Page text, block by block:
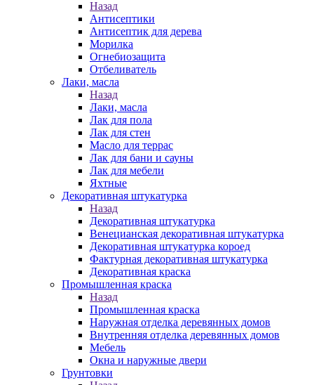
Назад
Антисептики
Антисептик для дерева
Морилка
Огнебиозащита
Отбеливатель
Лаки, масла
Назад
Лаки, масла
Лак для пола
Лак для стен
Масло для террас
Лак для бани и сауны
Лак для мебели
Яхтные
Декоративная штукатурка
Назад
Декоративная штукатурка
Венецианская декоративная штукатурка
Декоративная штукатурка короед
Фактурная декоративная штукатурка
Декоративная краска
Промышленная краска
Назад
Промышленная краска
Наружная отделка деревянных домов
Внутренняя отделка деревянных домов
Мебель
Окна и наружные двери
Грунтовки